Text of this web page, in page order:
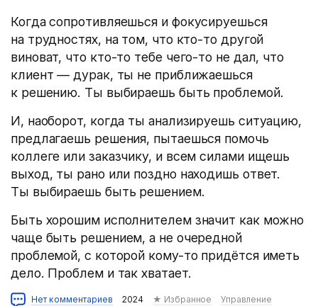
Когда сопротивляешься и фокусируешься
на трудностях, на том, что кто-то другой
виноват, что кто-то тебе чего-то не дал, что
клиент — дурак, ты не приближаешься
к решению. Ты выбираешь быть проблемой.
И, наоборот, когда ты анализируешь ситуацию,
предлагаешь решения, пытаешься помочь
коллеге или заказчику, и всем силами ищешь
выход, ты рано или поздно находишь ответ.
Ты выбираешь быть решением.
Быть хорошим исполнителем значит как можно
чаще быть решением, а не очередной
проблемой, с которой кому-то придётся иметь
дело. Проблем и так хватает.
Нет комментариев 2024 ★ Избранное Управление